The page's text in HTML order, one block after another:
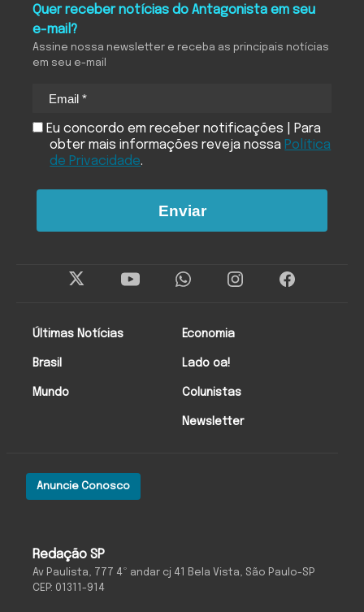
Redação SP
Av Paulista, 777 4º andar cj 41 Bela Vista, São Paulo-SP
CEP: 01311-914
Anuncie Conosco
Últimas Notícias
Brasil
Mundo
Economia
Lado oa!
Colunistas
Newsletter
Quer receber notícias do Antagonista em seu
e-mail?
Assine nossa newsletter e receba as principais notícias
em seu e-mail
Eu concordo em receber notificações | Para
obter mais informações reveja nossa Política
de Privacidade.
Enviar